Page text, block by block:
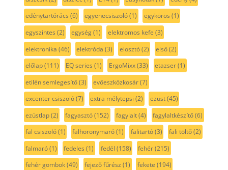
edénytartórács (6) egyenecsiszoló(1) egykörös (1)
egyszintes (2) egység(1) elektromos kefe (3)
elektronika (46) elektróda (3) elosztó(2) első(2)
előlap(111) EQ series (1) ErgoMixx(33) etazser(1)
etilén semlegesítő(3) evőeszközkosár(7)
excenter csiszoló(7) extra mélytepsi (2) ezüst(45)
ezüstlap(2) fagyasztó(152) fagylalt(4) fagylaltkészítő(6)
fal csiszoló(1) falhoronymaró(1) falitartó(3) fali töltő(2)
falmaró(1) fedeles (1) fedél (158) fehér(215)
fehér gombok(49) fejező fűrész (1) fekete (194)